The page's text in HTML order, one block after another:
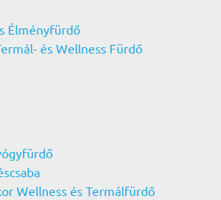
Élményfürdő
és Wellness Fürdő
Wellness és Termálfürdő